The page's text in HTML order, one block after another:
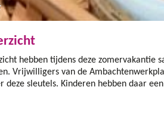
hebben tijdens deze zomervakantie
Vrijwilligers van de
sleutels. Kinderen hebben daar